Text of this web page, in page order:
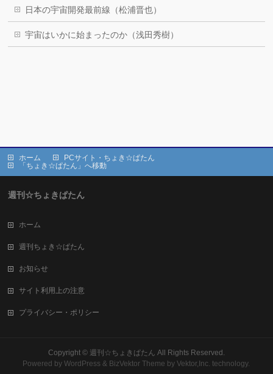
日本の宇宙開発最前線（松浦晋也）
宇宙はいかに始まったのか（浅田秀樹）
ホーム
PCサイト・ちょき☆ぱたん
「ちょき☆ぱたん」へ移動
週刊☆ちょきぱたん
ホーム
週刊ちょき☆ぱたん
お知らせ
サイト利用上の注意
プライバシー・ポリシー
Copyright © 週刊☆ちょきぱたん All Rights Reserved.
Powered byWordPress & BizVektor Theme by Vektor,Inc. technology.